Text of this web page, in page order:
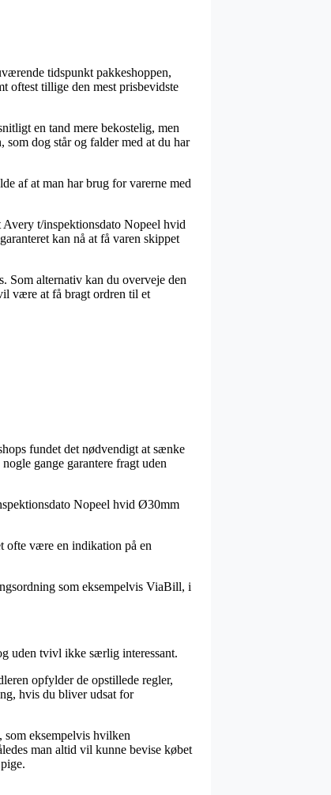
tidspunkt pakkeshoppen,
oftest tillige den mest prisbevidste
en tand mere bekostelig, men
dog står og falder med at du har
af at man har brug for varerne med
t/inspektionsdato Nopeel hvid
kan nå at få varen skippet
Som alternativ kan du overveje den
være at få bragt ordren til et
fundet det nødvendigt at sænke
gange garantere fragt uden
Nopeel hvid Ø30mm
ofte være en indikation på en
som eksempelvis ViaBill, i
uden tvivl ikke særlig interessant.
opfylder de opstillede regler,
hvis du bliver udsat for
som eksempelvis hvilken
man altid vil kunne bevise købet